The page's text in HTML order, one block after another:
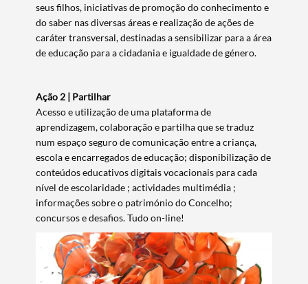
Termo de Pesquisa
Categorias gerais
seus filhos, iniciativas de promoção do conhecimento e
do saber nas diversas áreas e realização de ações de
caráter transversal, destinadas a sensibilizar para a área
de educação para a cidadania e igualdade de género.
Ação 2 | Partilhar
Acesso e utilização de uma plataforma de
aprendizagem, colaboração e partilha que se traduz
num espaço seguro de comunicação entre a criança,
escola e encarregados de educação; disponibilização de
conteúdos educativos digitais vocacionais para cada
nível de escolaridade ; actividades multimédia ;
informações sobre o património do Concelho;
concursos e desafios. Tudo on-line!